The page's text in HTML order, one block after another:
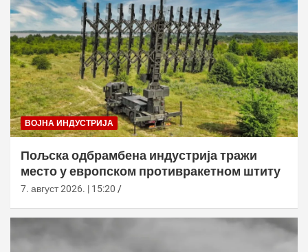
ВОЈНА ИНДУСТРИЈА
Пољска одбрамбена индустрија тражи
место у европском противракетном штиту
7. август 2026. | 15:20